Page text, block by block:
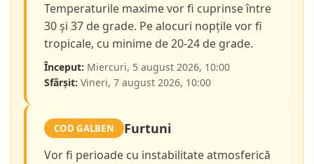
Temperaturile maxime vor fi cuprinse între
30 și 37 de grade. Pe alocuri nopțile vor fi
tropicale, cu minime de 20-24 de grade.
Început: Miercuri, 5 august 2026, 10:00
Sfârșit: Vineri, 7 august 2026, 10:00
COD GALBEN Furtuni
Vor fi perioade cu instabilitate atmosferică